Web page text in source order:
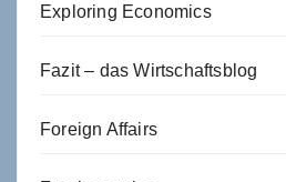
Exploring Economics
Fazit – das Wirtschaftsblog
Foreign Affairs